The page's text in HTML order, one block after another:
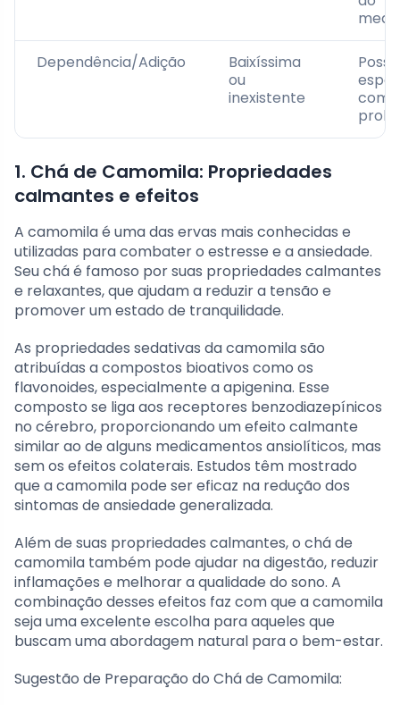
Dependência/Adição
Baixíssima
ou
inexistente
com
1. Chá de Camomila: Propriedades
calmantes e efeitos
A camomila é uma das ervas mais conhecidas e
utilizadas para combater o estresse e a ansiedade.
Seu chá é famoso por suas propriedades calmantes
e relaxantes, que ajudam a reduzir a tensão e
promover um estado de tranquilidade.
As propriedades sedativas da camomila são
atribuídas a compostos bioativos como os
flavonoides, especialmente a apigenina. Esse
composto se liga aos receptores benzodiazepínicos
no cérebro, proporcionando um efeito calmante
similar ao de alguns medicamentos ansiolíticos, mas
sem os efeitos colaterais. Estudos têm mostrado
que a camomila pode ser eficaz na redução dos
sintomas de ansiedade generalizada.
Além de suas propriedades calmantes, o chá de
camomila também pode ajudar na digestão, reduzir
inflamações e melhorar a qualidade do sono. A
combinação desses efeitos faz com que a camomila
seja uma excelente escolha para aqueles que
buscam uma abordagem natural para o bem-estar.
Sugestão de Preparação do Chá de Camomila: